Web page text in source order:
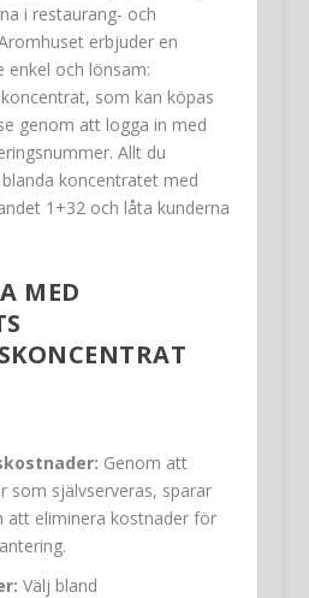
i restaurang- och
erbjuder en
enkel och lönsam:
som kan köpas
genom att logga in med
Allt du
koncentratet med
1+32 och låta kunderna
MED
Genom att
som självserveras, sparar
att eliminera kostnader för
Välj bland